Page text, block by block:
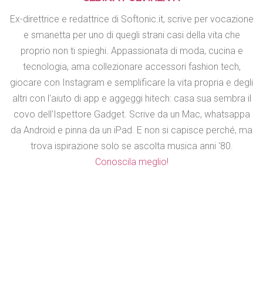
Ex-direttrice e redattrice di Softonic.it, scrive per vocazione
e smanetta per uno di quegli strani casi della vita che
proprio non ti spieghi. Appassionata di moda, cucina e
tecnologia, ama collezionare accessori fashion tech,
giocare con Instagram e semplificare la vita propria e degli
altri con l'aiuto di app e aggeggi hitech: casa sua sembra il
covo dell'Ispettore Gadget. Scrive da un Mac, whatsappa
da Android e pinna da un iPad. E non si capisce perché, ma
trova ispirazione solo se ascolta musica anni '80.
Conoscila meglio!